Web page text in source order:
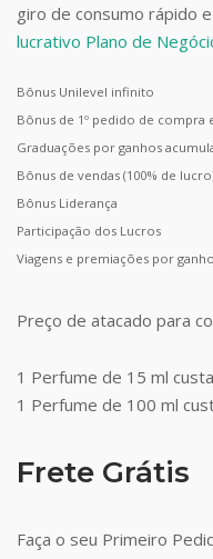
giro de consumo rápido
lucrativo Plano de
Bônus Unilevel infinito
Bônus de 1º pedido de compra
Graduações por ganhos
Bônus de vendas (100% de
Bônus Liderança
Participação dos Lucros
Viagens e premiações por
Preço de atacado para
1 Perfume de 15 ml
1 Perfume de 100 ml
Frete Grátis
Faça o seu Primeiro